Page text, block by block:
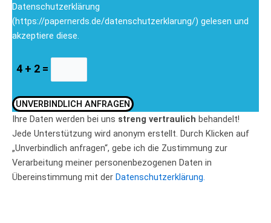
Datenschutzerklärung
(https://papernerds.de/datenschutzerklarung/) gelesen und
akzeptiere diese.
4 + 2 =
UNVERBINDLICH ANFRAGEN
Ihre Daten werden bei uns streng vertraulich behandelt!
Jede Unterstützung wird anonym erstellt. Durch Klicken auf
„Unverbindlich anfragen“, gebe ich die Zustimmung zur
Verarbeitung meiner personenbezogenen Daten in
Übereinstimmung mit der Datenschutzerklärung.